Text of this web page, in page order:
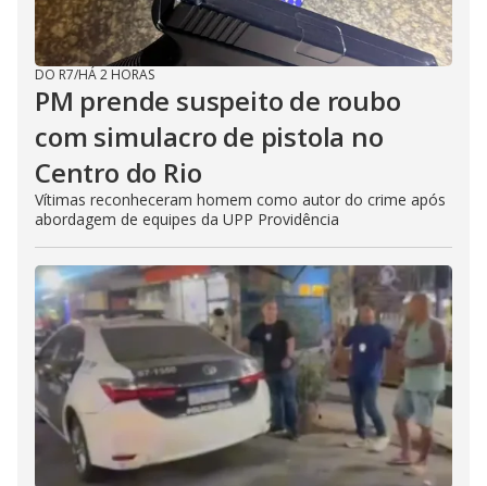
DO R7/HÁ 2 HORAS
PM prende suspeito de roubo
com simulacro de pistola no
Centro do Rio
Vítimas reconheceram homem como autor do crime após
abordagem de equipes da UPP Providência